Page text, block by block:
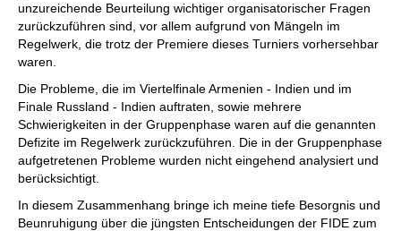
unzureichende Beurteilung wichtiger organisatorischer Fragen
zurückzuführen sind, vor allem aufgrund von Mängeln im
Regelwerk, die trotz der Premiere dieses Turniers vorhersehbar
waren.
Die Probleme, die im Viertelfinale Armenien - Indien und im
Finale Russland - Indien auftraten, sowie mehrere
Schwierigkeiten in der Gruppenphase waren auf die genannten
Defizite im Regelwerk zurückzuführen. Die in der Gruppenphase
aufgetretenen Probleme wurden nicht eingehend analysiert und
berücksichtigt.
In diesem Zusammenhang bringe ich meine tiefe Besorgnis und
Beunruhigung über die jüngsten Entscheidungen der FIDE zum